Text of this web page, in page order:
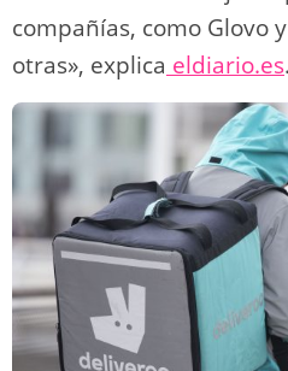
compañías, como Glovo
otras», explica eldiario.es.